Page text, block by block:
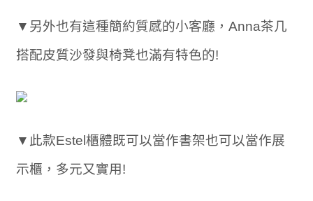
▼另外也有這種簡約質感的小客廳，Anna茶几
搭配皮質沙發與椅凳也滿有特色的!
▼此款Estel櫃體既可以當作書架也可以當作展
示櫃，多元又實用!